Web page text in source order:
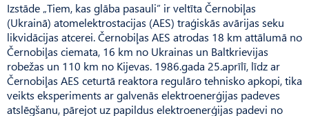
Izstāde „Tiem, kas glāba pasauli” ir veltīta Černobiļas
(Ukrainā) atomelektrostacijas (AES) traģiskās avārijas seku
likvidācijas atcerei. Černobiļas AES atrodas 18 km attālumā no
Černobiļas ciemata, 16 km no Ukrainas un Baltkrievijas
robežas un 110 km no Kijevas. 1986.gada 25.aprīlī, līdz ar
Černobiļas AES ceturtā reaktora regulāro tehnisko apkopi, tika
veikts eksperiments ar galvenās elektroenerģijas padeves
atslēgšanu, pārejot uz papildus elektroenerģijas padevi no